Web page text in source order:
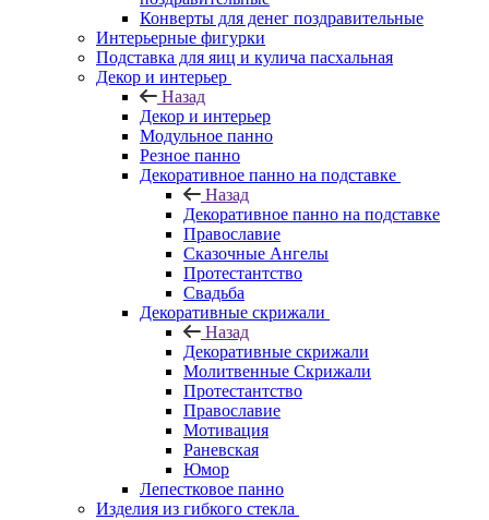
Конверты для денег поздравительные
Интерьерные фигурки
Подставка для яиц и кулича пасхальная
Декор и интерьер
Назад
Декор и интерьер
Модульное панно
Резное панно
Декоративное панно на подставке
Назад
Декоративное панно на подставке
Православие
Сказочные Ангелы
Протестантство
Свадьба
Декоративные скрижали
Назад
Декоративные скрижали
Молитвенные Скрижали
Протестантство
Православие
Мотивация
Раневская
Юмор
Лепестковое панно
Изделия из гибкого стекла